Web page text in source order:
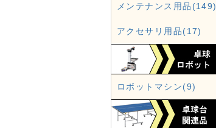
メンテナンス用品(149)
アクセサリ用品(17)
ロボットマシン(9)